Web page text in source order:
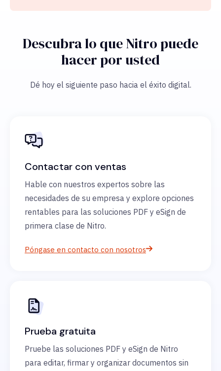
Descubra lo que Nitro puede
hacer por usted
Dé hoy el siguiente paso hacia el éxito digital.
Contactar con ventas
Hable con nuestros expertos sobre las
necesidades de su empresa y explore opciones
rentables para las soluciones PDF y eSign de
primera clase de Nitro.
Póngase en contacto con nosotros
Prueba gratuita
Pruebe las soluciones PDF y eSign de Nitro
para editar, firmar y organizar documentos sin